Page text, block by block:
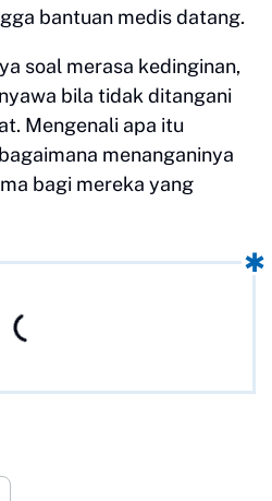
bantuan medis datang.
soal merasa kedinginan,
bila tidak ditangani
Mengenali apa itu
menanganinya
bagi mereka yang